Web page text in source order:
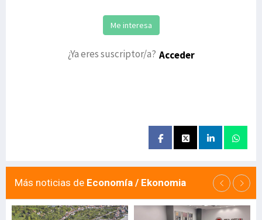
Me interesa
¿Ya eres suscriptor/a? Acceder
Más noticias de Economía / Ekonomia